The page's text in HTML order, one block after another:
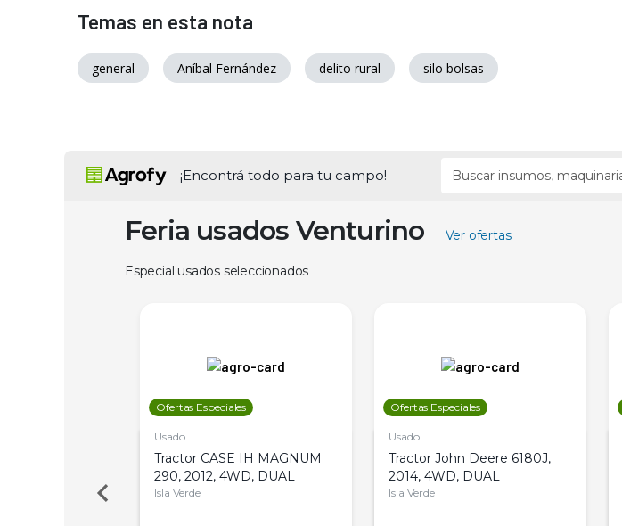
Temas en esta nota
general Aníbal Fernández delito rural silo bolsas
¡Encontrá todo para tu campo!
Feria usados Venturino Ver ofertas
Especial usados seleccionados
Ofertas Especiales
Usado
Tractor CASE IH MAGNUM
290, 2012, 4WD, DUAL
Isla Verde
Ofertas Especiales
Usado
Tractor John Deere 6180J,
2014, 4WD, DUAL
Isla Verde